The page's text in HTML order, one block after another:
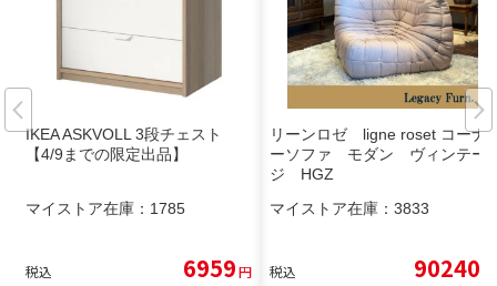
IKEA ASKVOLL 3段チェスト
【4/9までの限定出品】
マイストア在庫： 1785
税込 6959円
リーンロゼ ligne roset コーナ
ーソファ モダン ヴィンテー
ジ HGZ
マイストア在庫： 3833
税込 90240